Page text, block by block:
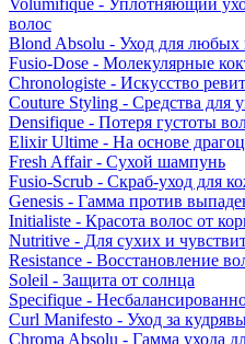
Volumifique - Уплотняющий
волос
Blond Absolu - Уход для любых
Fusio-Dose - Молекулярные
Chronologiste - Искусство
Couture Styling - Средства для
Densifique - Потеря густоты
Elixir Ultime - На основе
Fresh Affair - Сухой шампунь
Fusio-Scrub - Скраб-уход для
Genesis - Гамма против
Initialiste - Красота волос от
Nutritive - Для сухих и
Resistance - Восстановление
Soleil - Защита от солнца
Specifique -
Curl Manifesto - Уход за
Chroma Absolu - Гамма ухода